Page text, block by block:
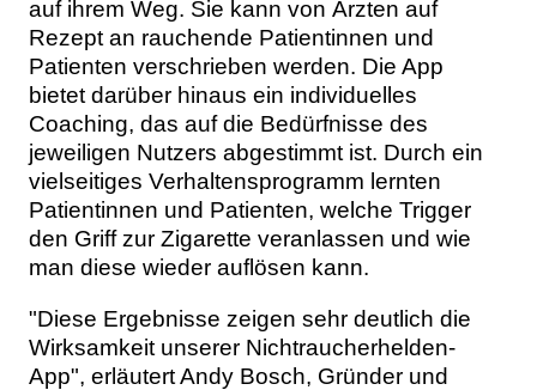
auf ihrem Weg. Sie kann von Ärzten auf
Rezept an rauchende Patientinnen und
Patienten verschrieben werden. Die App
bietet darüber hinaus ein individuelles
Coaching, das auf die Bedürfnisse des
jeweiligen Nutzers abgestimmt ist. Durch ein
vielseitiges Verhaltensprogramm lernten
Patientinnen und Patienten, welche Trigger
den Griff zur Zigarette veranlassen und wie
man diese wieder auflösen kann.
"Diese Ergebnisse zeigen sehr deutlich die
Wirksamkeit unserer Nichtraucherhelden-
App", erläutert Andy Bosch, Gründer und